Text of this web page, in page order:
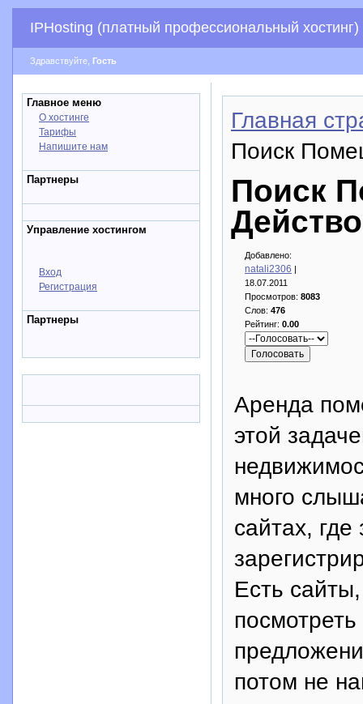
IPHosting (платный профессиональный хостинг)
Здравствуйте, Гость
Главное меню
О хостинге
Тарифы
Напишите нам
Партнеры
Управление хостингом
Вход
Регистрация
Партнеры
Главная
Поиск
Поиск
Добавлено:
natali2306 |
18.07.2011
Просмотров: 8083
Слов: 476
Рейтинг: 0.00
Аренда
этой
много
сайтах,
Есть
потом не